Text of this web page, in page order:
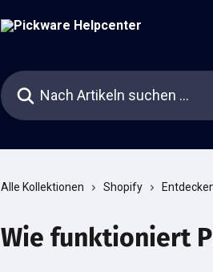
Nach Artikeln suchen …
Alle Kollektionen Shopify
Wie funktioniert